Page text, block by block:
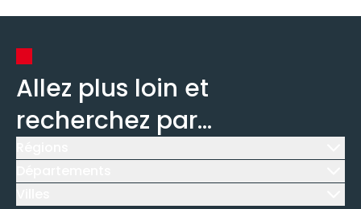
Allez plus loin et
recherchez par...